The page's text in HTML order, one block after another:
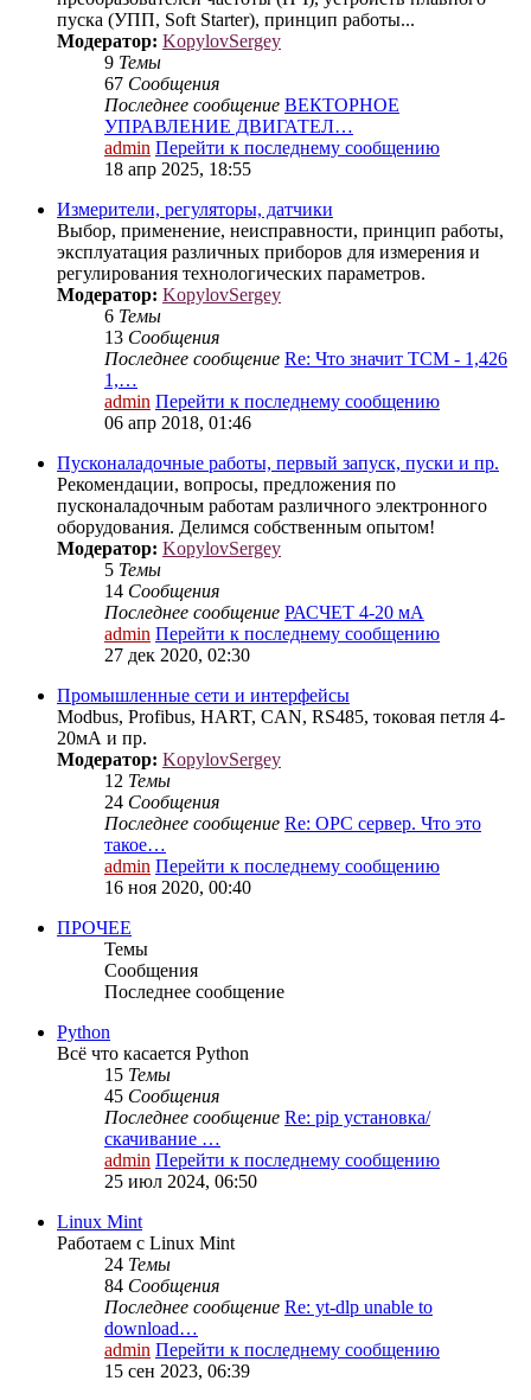
пуска (УПП, Soft Starter), принцип работы...
Модератор: KopylovSergey
9 Темы
67 Сообщения
Последнее сообщение ВЕКТОРНОЕ
УПРАВЛЕНИЕ ДВИГАТЕЛ…
admin Перейти к последнему сообщению
18 апр 2025, 18:55
Измерители, регуляторы, датчики
Выбор, применение, неисправности, принцип работы,
эксплуатация различных приборов для измерения и
регулирования технологических параметров.
Модератор: KopylovSergey
6 Темы
13 Сообщения
Последнее сообщение Re: Что значит ТСМ - 1,426
1,…
admin Перейти к последнему сообщению
06 апр 2018, 01:46
Пусконаладочные работы, первый запуск, пуски и пр.
Рекомендации, вопросы, предложения по
пусконаладочным работам различного электронного
оборудования. Делимся собственным опытом!
Модератор: KopylovSergey
5 Темы
14 Сообщения
Последнее сообщение РАСЧЕТ 4-20 мА
admin Перейти к последнему сообщению
27 дек 2020, 02:30
Промышленные сети и интерфейсы
Modbus, Profibus, HART, CAN, RS485, токовая петля 4-
20мА и пр.
Модератор: KopylovSergey
12 Темы
24 Сообщения
Последнее сообщение Re: OPC сервер. Что это
такое…
admin Перейти к последнему сообщению
16 ноя 2020, 00:40
ПРОЧЕЕ
Темы
Сообщения
Последнее сообщение
Python
Всё что касается Python
15 Темы
45 Сообщения
Последнее сообщение Re: pip установка/
скачивание …
admin Перейти к последнему сообщению
25 июл 2024, 06:50
Linux Mint
Работаем с Linux Mint
24 Темы
84 Сообщения
Последнее сообщение Re: yt-dlp unable to
download…
admin Перейти к последнему сообщению
15 сен 2023, 06:39